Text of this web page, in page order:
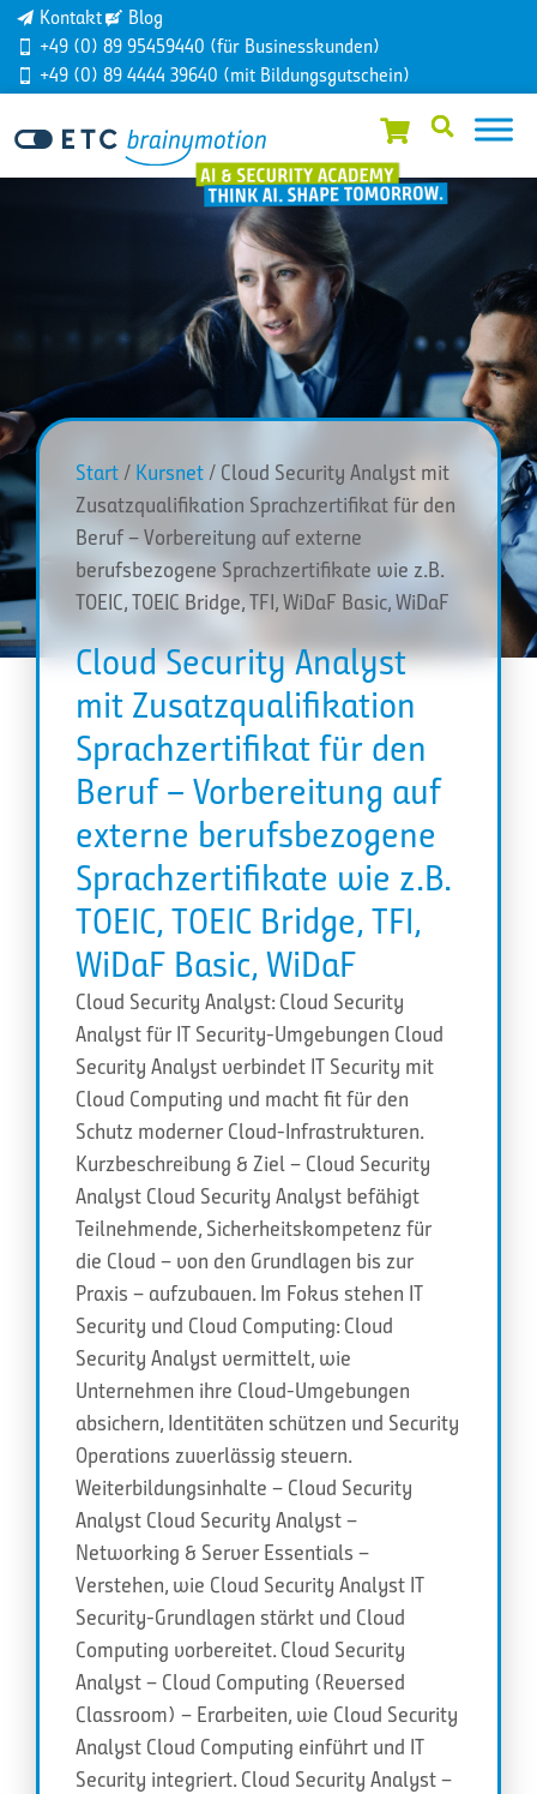
Kontakt
Blog
+49 (0) 89 95459440 (für Businesskunden)
+49 (0) 89 4444 39640 (mit Bildungsgutschein)
Start / Kursnet/ Cloud Security Analyst mit
Zusatzqualifikation Sprachzertifikat für den
Beruf – Vorbereitung auf externe
berufsbezogene Sprachzertifikate wie z.B.
TOEIC, TOEIC Bridge, TFI, WiDaF Basic, WiDaF
Cloud Security Analyst
mit Zusatzqualifikation
Sprachzertifikat für den
Beruf – Vorbereitung auf
externe berufsbezogene
Sprachzertifikate wie z.B.
TOEIC, TOEIC Bridge, TFI,
WiDaF Basic, WiDaF
Cloud Security Analyst: Cloud Security
Analyst für IT Security-Umgebungen Cloud
Security Analyst verbindet IT Security mit
Cloud Computing und macht fit für den
Schutz moderner Cloud-Infrastrukturen.
Kurzbeschreibung & Ziel – Cloud Security
Analyst Cloud Security Analyst befähigt
Teilnehmende, Sicherheitskompetenz für
die Cloud – von den Grundlagen bis zur
Praxis – aufzubauen. Im Fokus stehen IT
Security und Cloud Computing: Cloud
Security Analyst vermittelt, wie
Unternehmen ihre Cloud-Umgebungen
absichern, Identitäten schützen und Security
Operations zuverlässig steuern.
Weiterbildungsinhalte – Cloud Security
Analyst Cloud Security Analyst –
Networking & Server Essentials –
Verstehen, wie Cloud Security Analyst IT
Security-Grundlagen stärkt und Cloud
Computing vorbereitet. Cloud Security
Analyst – Cloud Computing (Reversed
Classroom) – Erarbeiten, wie Cloud Security
Analyst Cloud Computing einführt und IT
Security integriert. Cloud Security Analyst –